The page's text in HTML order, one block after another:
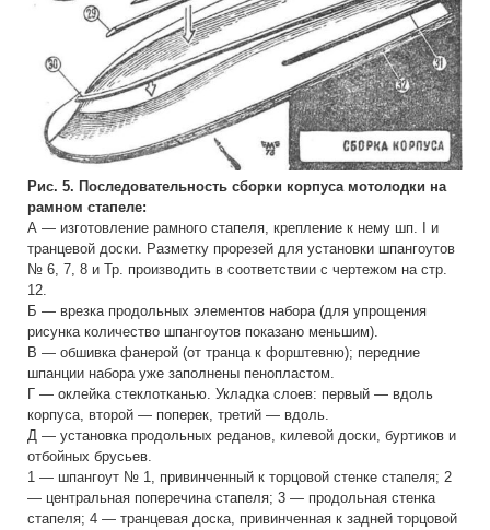
Рис. 5. Последовательность сборки корпуса мотолодки на
рамном стапеле:
А — изготовление рамного стапеля, крепление к нему шп. I и
транцевой доски. Разметку прорезей для установки шпангоутов
№ 6, 7, 8 и Тр. производить в соответствии с чертежом на стр.
12.
Б — врезка продольных элементов набора (для упрощения
рисунка количество шпангоутов показано меньшим).
В — обшивка фанерой (от транца к форштевню); передние
шпанции набора уже заполнены пенопластом.
Г — оклейка стеклотканью. Укладка слоев: первый — вдоль
корпуса, второй — поперек, третий — вдоль.
Д — установка продольных реданов, килевой доски, буртиков и
отбойных брусьев.
1 — шпангоут № 1, привинченный к торцовой стенке стапеля; 2
— центральная поперечина стапеля; 3 — продольная стенка
стапеля; 4 — транцевая доска, привинченная к задней торцовой